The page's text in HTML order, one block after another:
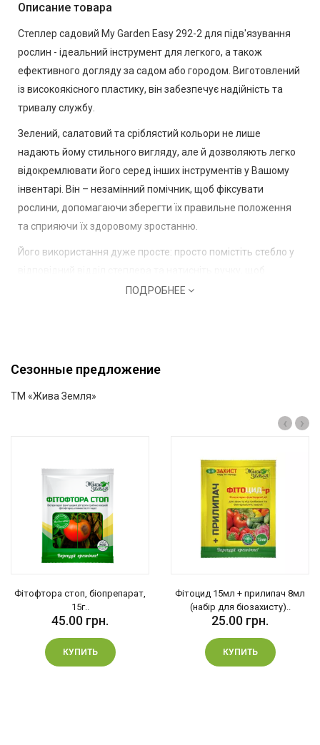
Описание товара
Степлер садовий My Garden Easy 292-2 для підв'язування
рослин - ідеальний інструмент для легкого, а також
ефективного догляду за садом або городом. Виготовлений
із високоякісного пластику, він забезпечує надійність та
тривалу службу.
Зелений, салатовий та сріблястий кольори не лише
надають йому стильного вигляду, але й дозволяють легко
відокремлювати його серед інших інструментів у Вашому
інвентарі. Він – незамінний помічник, щоб фіксувати
рослини, допомагаючи зберегти їх правильне положення
та сприяючи їх здоровому зростанню.
Його використання дуже просте: просто помістіть стебло у
закріпити його. Це ефективний спосіб забезпечити
My Garden Easy 292-2 стане невід'ємною частиною Вашого
садового інвентарю, допомагаючи Вам доглядати за
ПОДРОБНЕЕ
Сезонные предложение
ТМ «Жива Земля»
‹ ›
Фітофтора стоп, біопрепарат,
15г..
45.00 грн.
КУПИТЬ
Фітоцид 15мл + прилипач 8мл
(набір для біозахисту)..
25.00 грн.
КУПИТЬ